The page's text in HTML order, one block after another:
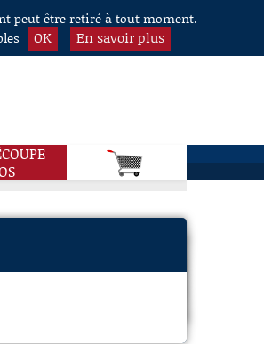
peut être retiré à tout moment.
OK En savoir plus